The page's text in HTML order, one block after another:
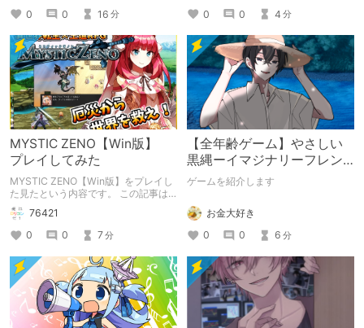
0
0 16 分
0
0 4 分
MYSTIC ZENO【Win版】
プレイしてみた
MYSTIC ZENO【Win版】をプレイし
た見たという内容です。 この記事は
通常のクリエイターズ記事です。
76421
0
0 7分
【全年齢ゲーム】やさしい
黒縄ーイマジナリーフレン
ドの「彼」と過ごすおぼん
ゲームを紹介します
お金大好き
0
0 6 分